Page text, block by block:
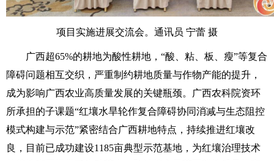
项目实施进展交流会。通讯员 宁蕾 摄
广西超65%的耕地为酸性耕地，“酸、粘、板、瘦”等复合
障碍问题相互交织，严重制约耕地质量与作物产能的提升，
成为影响广西农业高质量发展的关键瓶颈。广西农科院资环
所承担的子课题“红壤水旱轮作复合障碍协同消减与生态阻控
模式构建与示范”紧密结合广西耕地特点，持续推进红壤改
良，目前已成功建设1185亩典型示范基地，为红壤治理技术